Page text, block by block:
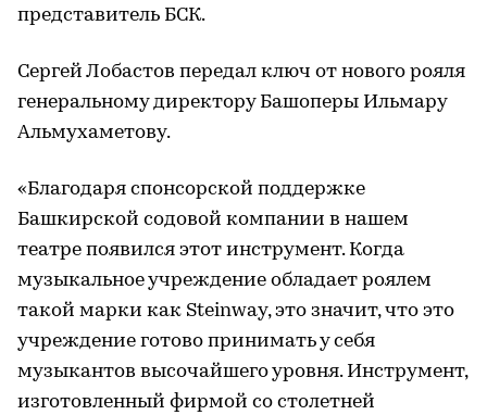
представитель БСК.
Сергей Лобастов передал ключ от нового рояля
генеральному директору Башоперы Ильмару
Альмухаметову.
«Благодаря спонсорской поддержке
Башкирской содовой компании в нашем
театре появился этот инструмент. Когда
музыкальное учреждение обладает роялем
такой марки как Steinway, это значит, что это
учреждение готово принимать у себя
музыкантов высочайшего уровня. Инструмент,
изготовленный фирмой со столетней